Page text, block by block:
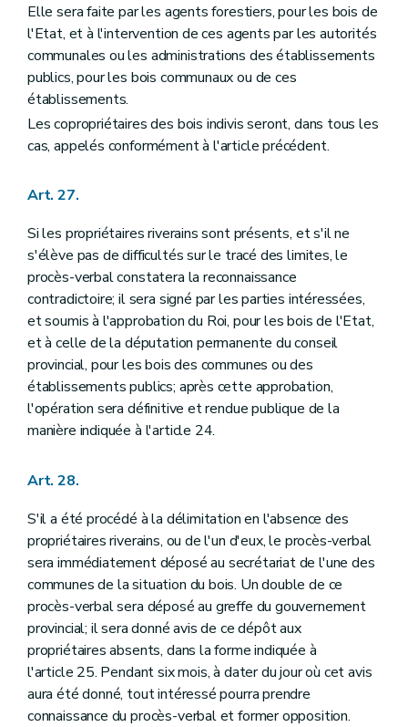
Elle sera faite par les agents forestiers, pour les bois de
l'Etat, et à l'intervention de ces agents par les autorités
communales ou les administrations des établissements
publics, pour les bois communaux ou de ces
établissements.
Les copropriétaires des bois indivis seront, dans tous les
cas, appelés conformément à l'article précédent.
Art. 27.
Si les propriétaires riverains sont présents, et s'il ne
s'élève pas de difficultés sur le tracé des limites, le
procès-verbal constatera la reconnaissance
contradictoire; il sera signé par les parties intéressées,
et soumis à l'approbation du Roi, pour les bois de l'Etat,
et à celle de la députation permanente du conseil
provincial, pour les bois des communes ou des
établissements publics; après cette approbation,
l'opération sera définitive et rendue publique de la
manière indiquée à l'article 24.
Art. 28.
S'il a été procédé à la délimitation en l'absence des
propriétaires riverains, ou de l'un d'eux, le procès-verbal
sera immédiatement déposé au secrétariat de l'une des
communes de la situation du bois. Un double de ce
procès-verbal sera déposé au greffe du gouvernement
provincial; il sera donné avis de ce dépôt aux
propriétaires absents, dans la forme indiquée à
l'article 25. Pendant six mois, à dater du jour où cet avis
aura été donné, tout intéressé pourra prendre
connaissance du procès-verbal et former opposition.